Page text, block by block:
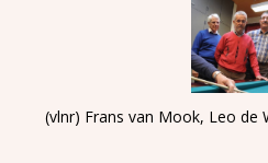
(vlnr) Frans van Mook, Leo de